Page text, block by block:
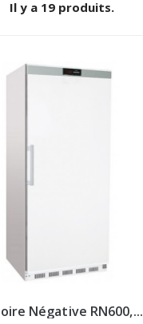
Il y a 19 produits.
Négative RN600,...